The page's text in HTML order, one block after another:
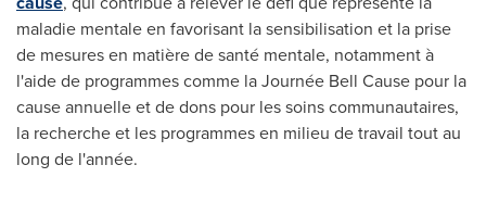
maladie mentale en favorisant la sensibilisation et la prise
de mesures en matière de santé mentale, notamment à
l'aide de programmes comme la Journée Bell Cause pour la
cause annuelle et de dons pour les soins communautaires,
la recherche et les programmes en milieu de travail tout au
long de l'année.